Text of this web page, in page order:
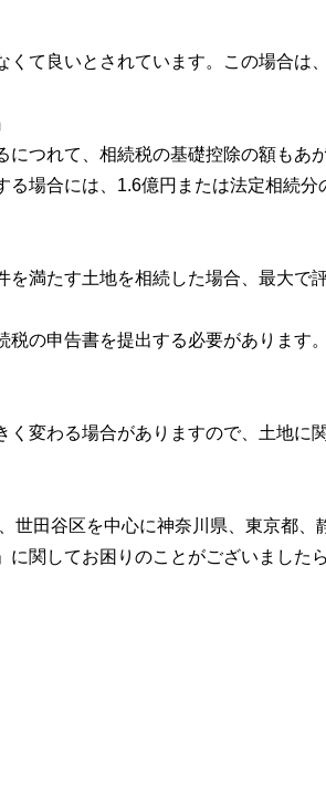
て良いとされています。この場合は
つれて、相続税の基礎控除の額もあ
場合には、1.6億円または法定相続分
満たす土地を相続した場合、最大で
の申告書を提出する必要があります。
変わる場合がありますので、土地に
世田谷区を中心に神奈川県、東京都、
関してお困りのことがございました